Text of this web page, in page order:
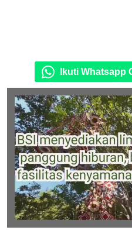
Ikuti Whatsapp